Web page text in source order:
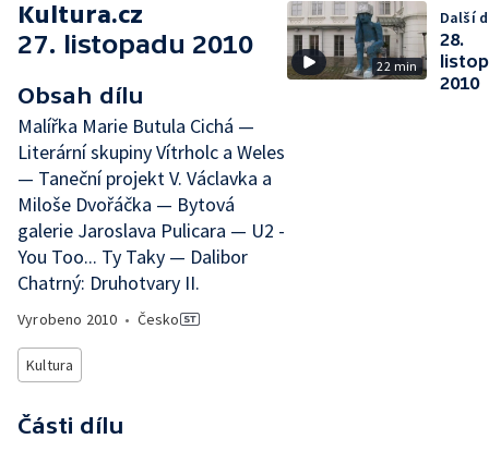
Kultura.cz
27. listopadu 2010
Obsah dílu
Malířka Marie Butula Cichá —
Literární skupiny Vítrholc a Weles
— Taneční projekt V. Václavka a
Miloše Dvořáčka — Bytová
galerie Jaroslava Pulicara — U2 -
You Too... Ty Taky — Dalibor
Chatrný: Druhotvary II.
Vyrobeno 2010 • Česko
Kultura
Části dílu
22 min
Další
28.
2010